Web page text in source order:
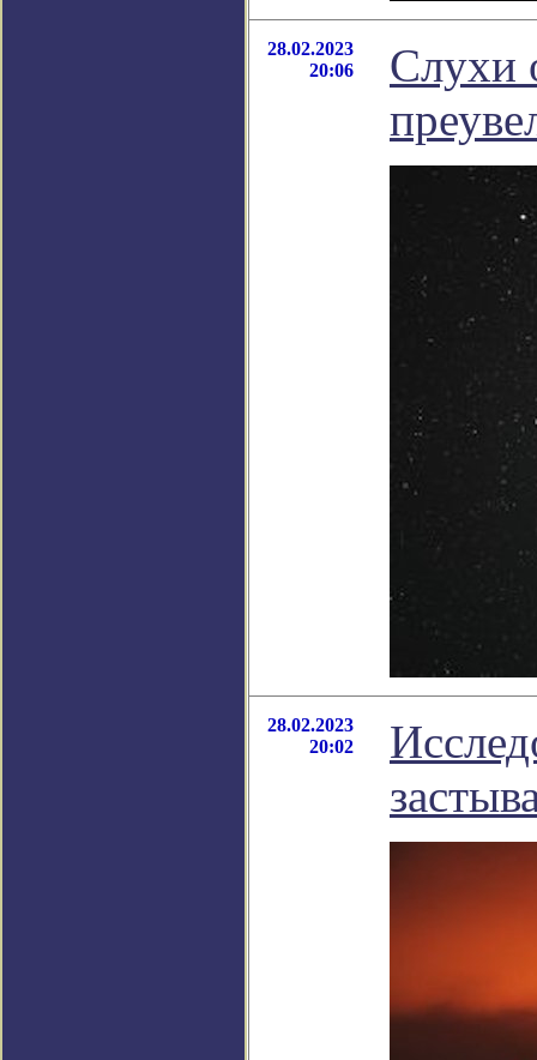
28.02.2023
20:06
Слухи
28.02.2023
20:02